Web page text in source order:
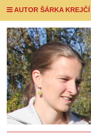
AUTOR ŠÁRKA KREJČÍ